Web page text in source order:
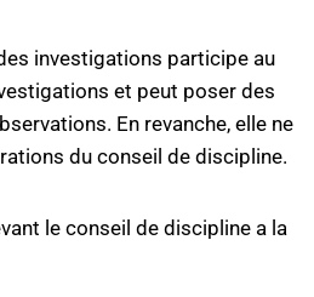
investigations participe au
et peut poser des
En revanche, elle ne
du conseil de discipline.
le conseil de discipline a la